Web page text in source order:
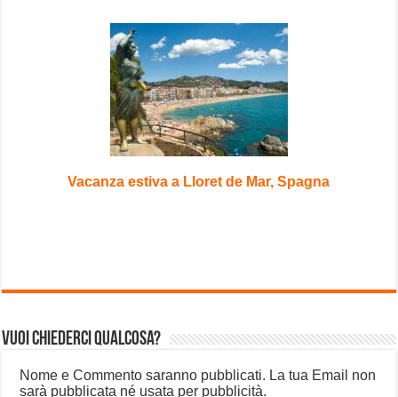
Vacanza estiva a Lloret de Mar, Spagna
Vuoi chiederci qualcosa?
Nome e Commento saranno pubblicati. La tua Email non
sarà pubblicata né usata per pubblicità.